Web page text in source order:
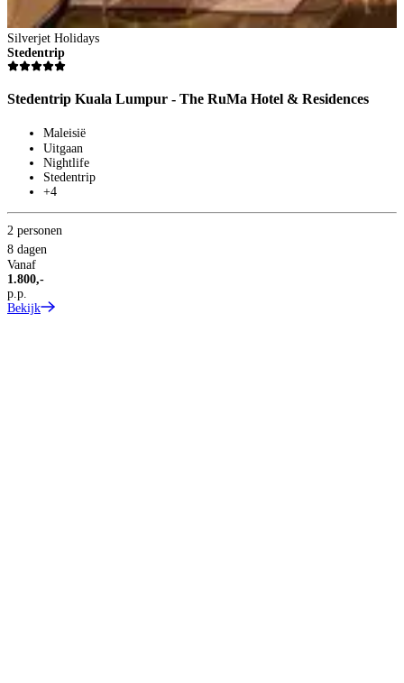
Silverjet Holidays
Stedentrip
Stedentrip Kuala Lumpur - The RuMa Hotel & Residences
Maleisië
Uitgaan
Nightlife
Stedentrip
+4
2 personen
8 dagen
Vanaf
1.800,-
p.p.
Bekijk